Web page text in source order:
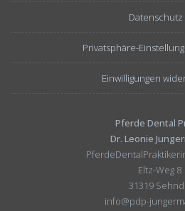
Datenschutz
Privatsphäre-
Einwilligungen
Pferde Dental
Dr. Leonie
Eltz-Weg 8
31319
info@pdp-